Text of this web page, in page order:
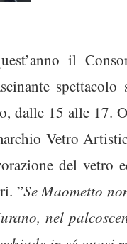
il
spettacolo
dalle 15 alle 17.
Vetro
del vetro
”Se Maometto
nel